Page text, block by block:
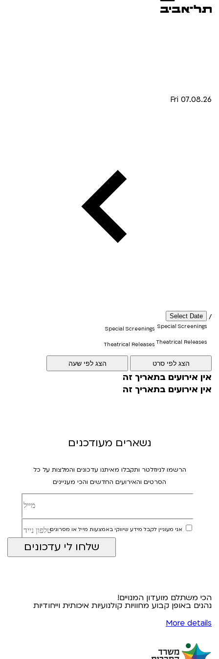
Fri 07.08.26
/
Select Date
Special Screenings
Theatrical Releases
KIds/Family
Israeli
Free for Members
Special Screenings
Theatrical Releases
KIds/Family
Israeli
Free for Members
הצג לפי סרט הצג לפי שעה
אין אירועים בתאריך זה
אין אירועים בתאריך זה
נשארים מעודכנים
הרשמו לניוזלטר ותקבלו מאיתנו עדכונים והמלצות על כל
הסרטים והאירועים החדשים והכי מעניינים
אני מעוניין לקבל מידע שיווקי באמצעות מייל או מסרונים
הכי משתלם מועדון המנויים!
נהנים באופן קבוע מחוויות קולנועיות איכותית וייחודיות
More details